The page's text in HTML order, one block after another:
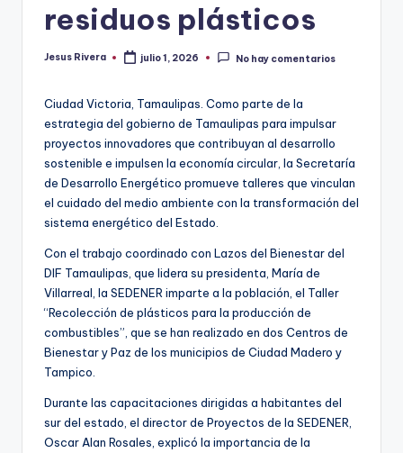
residuos plásticos
Publicado
Jesus Rivera julio 1, 2026 No hay comentarios
Ciudad Victoria, Tamaulipas. Como parte de la
estrategia del gobierno de Tamaulipas para impulsar
proyectos innovadores que contribuyan al desarrollo
sostenible e impulsen la economía circular, la Secretaría
de Desarrollo Energético promueve talleres que vinculan
el cuidado del medio ambiente con la transformación del
sistema energético del Estado.
Con el trabajo coordinado con Lazos del Bienestar del
DIF Tamaulipas, que lidera su presidenta, María de
Villarreal, la SEDENER imparte a la población, el Taller
“Recolección de plásticos para la producción de
combustibles”, que se han realizado en dos Centros de
Bienestar y Paz de los municipios de Ciudad Madero y
Tampico.
Durante las capacitaciones dirigidas a habitantes del
sur del estado, el director de Proyectos de la SEDENER,
Oscar Alan Rosales, explicó la importancia de la